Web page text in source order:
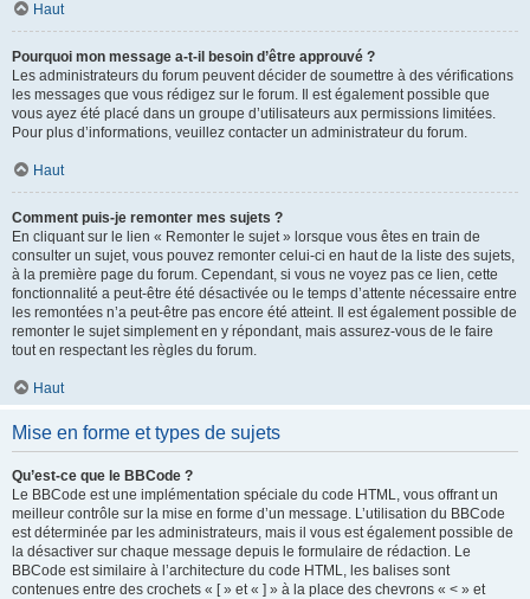
Haut
Pourquoi mon message a-t-il besoin d’être approuvé ?
Les administrateurs du forum peuvent décider de soumettre à des vérifications
les messages que vous rédigez sur le forum. Il est également possible que
vous ayez été placé dans un groupe d’utilisateurs aux permissions limitées.
Pour plus d’informations, veuillez contacter un administrateur du forum.
Haut
Comment puis-je remonter mes sujets ?
En cliquant sur le lien « Remonter le sujet » lorsque vous êtes en train de
consulter un sujet, vous pouvez remonter celui-ci en haut de la liste des sujets,
à la première page du forum. Cependant, si vous ne voyez pas ce lien, cette
fonctionnalité a peut-être été désactivée ou le temps d’attente nécessaire entre
les remontées n’a peut-être pas encore été atteint. Il est également possible de
remonter le sujet simplement en y répondant, mais assurez-vous de le faire
tout en respectant les règles du forum.
Haut
Mise en forme et types de sujets
Qu’est-ce que le BBCode ?
Le BBCode est une implémentation spéciale du code HTML, vous offrant un
meilleur contrôle sur la mise en forme d’un message. L’utilisation du BBCode
est déterminée par les administrateurs, mais il vous est également possible de
la désactiver sur chaque message depuis le formulaire de rédaction. Le
BBCode est similaire à l’architecture du code HTML, les balises sont
contenues entre des crochets « [ » et « ] » à la place des chevrons « < » et